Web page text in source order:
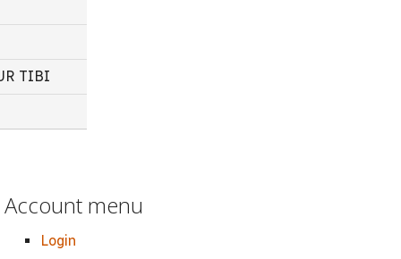
TIBI
Account menu
Login